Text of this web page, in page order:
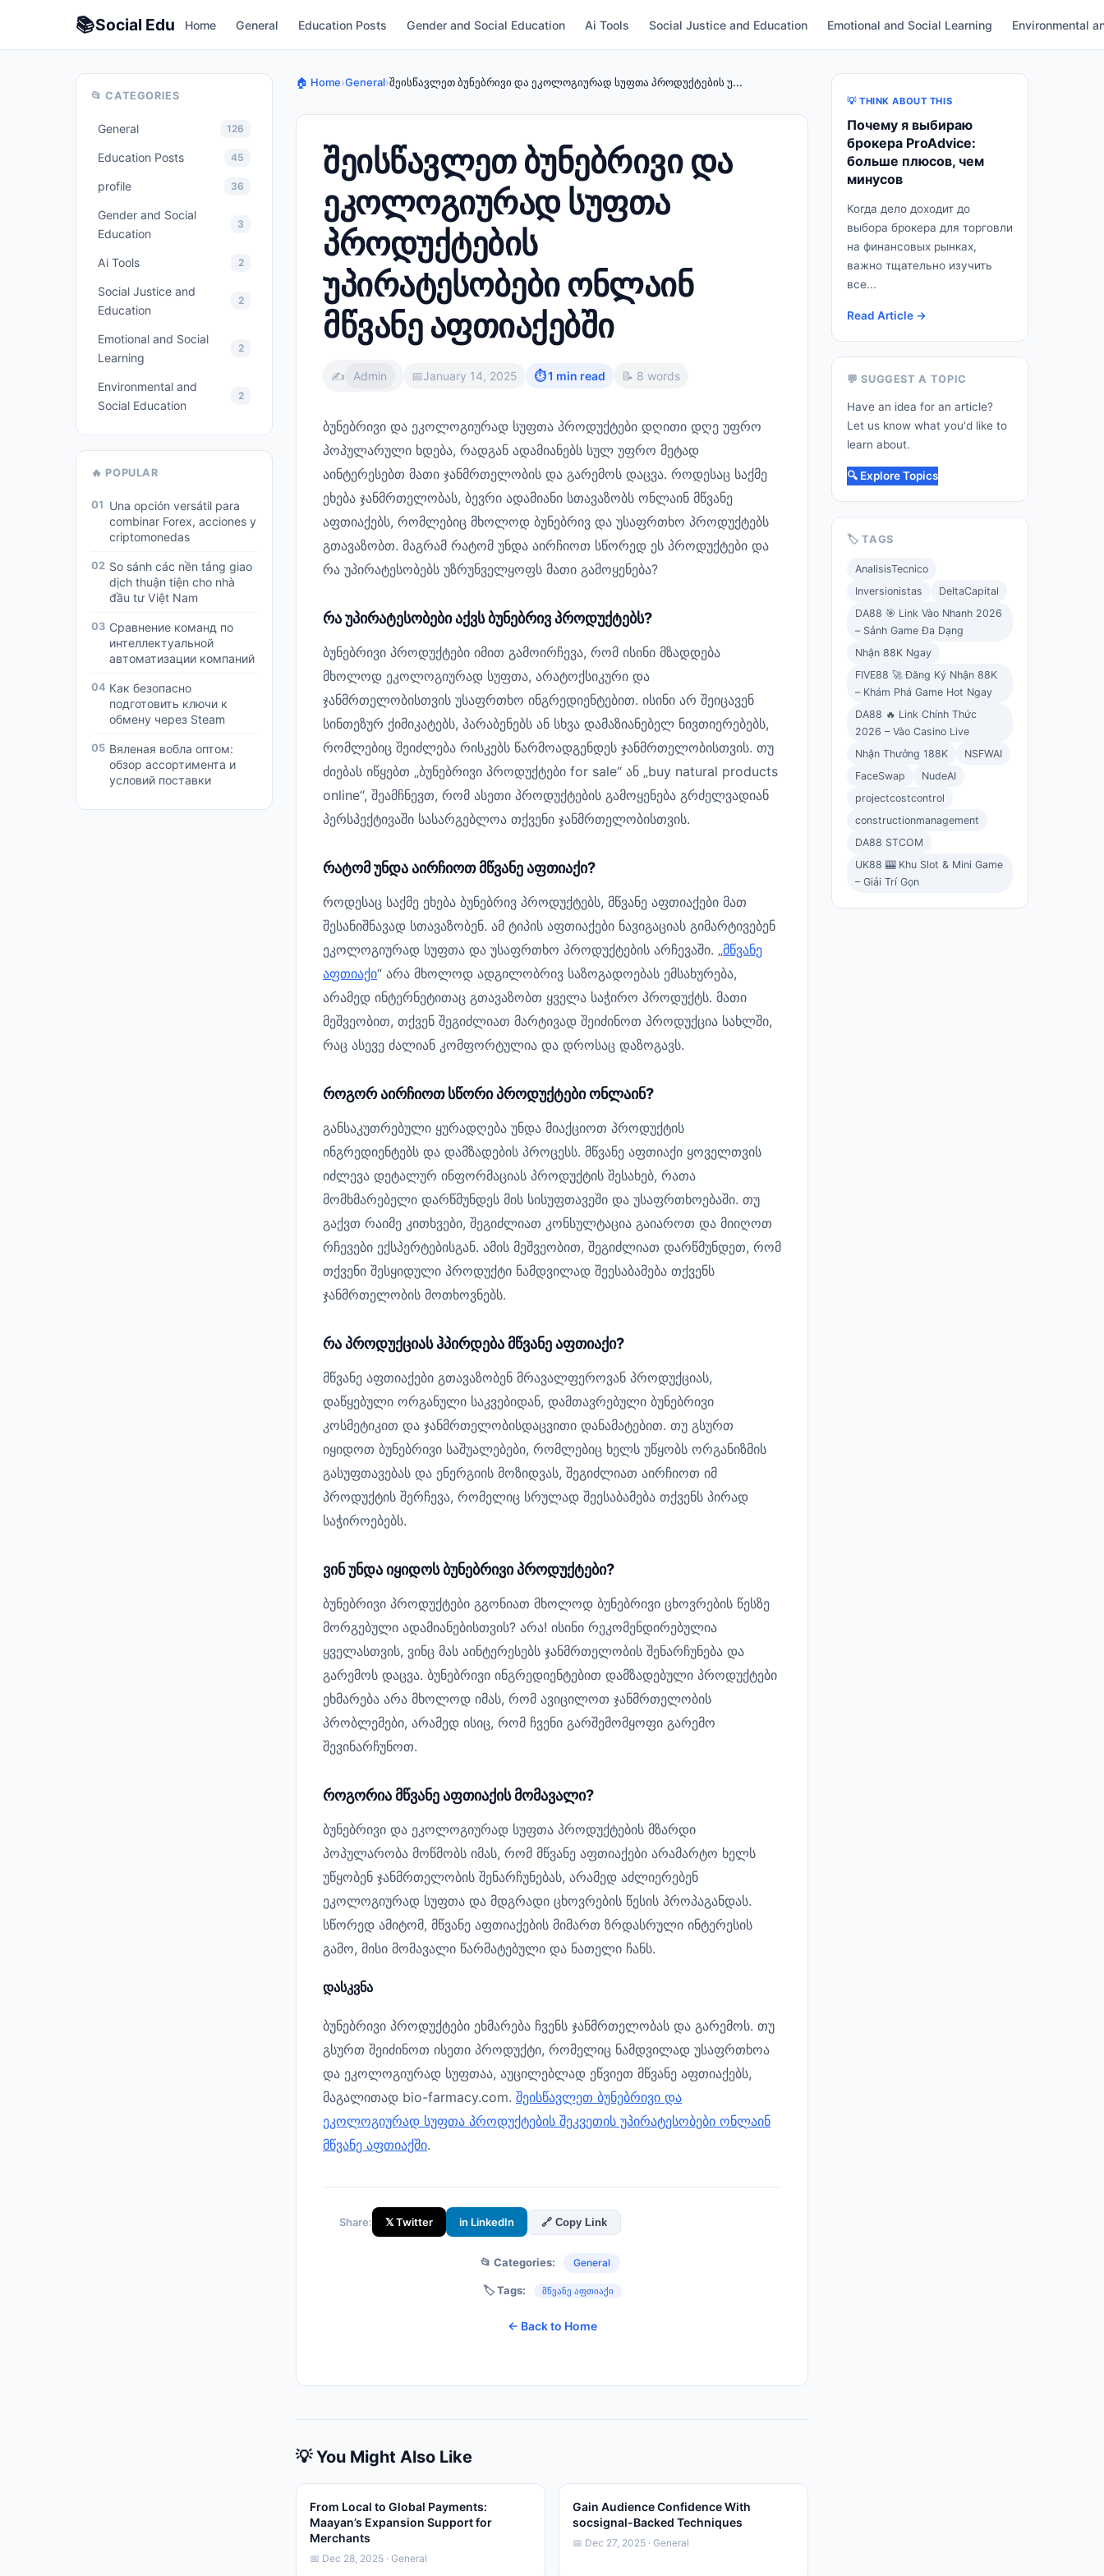
📚Social Edu Home General Education Posts Gender and Social Education Ai Tools Social Justice and Education Emotional and Social Learning Environmental
📂 CATEGORIES
General 126
Education Posts 45
profile 36
Gender and Social
Education
3
Ai Tools 2
Social Justice and
Education
2
Emotional and Social
Learning
2
Environmental and
Social Education
2
🔥 POPULAR
01 Una opción versátil para
combinar Forex, acciones y
criptomonedas
02 So sánh các nền tảng giao
dịch thuận tiện cho nhà
đầu tư Việt Nam
03 Сравнение команд по
интеллектуальной
автоматизации компаний
04 Как безопасно
подготовить ключи к
обмену через Steam
05 Вяленая вобла оптом:
обзор ассортимента и
условий поставки
🏠 Home›General›შეისწავლეთ ბუნებრივი და ეკოლოგიურად სუფთა პროდუქტების უ...
შეისწავლეთ ბუნებრივი და
ეკოლოგიურად სუფთა
პროდუქტების
უპირატესობები ონლაინ
მწვანე აფთიაქებში
✍️ Admin 📅January 14, 2025 ⏱ 1 min read 📝 8 words
ბუნებრივი და ეკოლოგიურად სუფთა პროდუქტები დღითი დღე უფრო
პოპულარული ხდება, რადგან ადამიანებს სულ უფრო მეტად
აინტერესებთ მათი ჯანმრთელობის და გარემოს დაცვა. როდესაც საქმე
ეხება ჯანმრთელობას, ბევრი ადამიანი სთავაზობს ონლაინ მწვანე
აფთიაქებს, რომლებიც მხოლოდ ბუნებრივ და უსაფრთხო პროდუქტებს
გთავაზობთ. მაგრამ რატომ უნდა აირჩიოთ სწორედ ეს პროდუქტები და
რა უპირატესობებს უზრუნველყოფს მათი გამოყენება?
რა უპირატესობები აქვს ბუნებრივ პროდუქტებს?
ბუნებრივი პროდუქტები იმით გამოირჩევა, რომ ისინი მზადდება
მხოლოდ ეკოლოგიურად სუფთა, არატოქსიკური და
ჯანმრთელობისთვის უსაფრთხო ინგრედიენტებით. ისინი არ შეიცავენ
სინთეზურ ქიმიკატებს, პარაბენებს ან სხვა დამაზიანებელ ნივთიერებებს,
რომლებიც შეიძლება რისკებს წარმოადგენდეს ჯანმრთელობისთვის. თუ
ძიებას იწყებთ „ბუნებრივი პროდუქტები for sale“ ან „buy natural products
online“, შეამჩნევთ, რომ ასეთი პროდუქტების გამოყენება გრძელვადიან
პერსპექტივაში სასარგებლოა თქვენი ჯანმრთელობისთვის.
რატომ უნდა აირჩიოთ მწვანე აფთიაქი?
როდესაც საქმე ეხება ბუნებრივ პროდუქტებს, მწვანე აფთიაქები მათ
შესანიშნავად სთავაზობენ. ამ ტიპის აფთიაქები ნავიგაციას გიმარტივებენ
ეკოლოგიურად სუფთა და უსაფრთხო პროდუქტების არჩევაში. „მწვანე
აფთიაქი“ არა მხოლოდ ადგილობრივ საზოგადოებას ემსახურება,
არამედ ინტერნეტითაც გთავაზობთ ყველა საჭირო პროდუქტს. მათი
მეშვეობით, თქვენ შეგიძლიათ მარტივად შეიძინოთ პროდუქცია სახლში,
რაც ასევე ძალიან კომფორტულია და დროსაც დაზოგავს.
როგორ აირჩიოთ სწორი პროდუქტები ონლაინ?
განსაკუთრებული ყურადღება უნდა მიაქციოთ პროდუქტის
ინგრედიენტებს და დამზადების პროცესს. მწვანე აფთიაქი ყოველთვის
იძლევა დეტალურ ინფორმაციას პროდუქტის შესახებ, რათა
მომხმარებელი დარწმუნდეს მის სისუფთავეში და უსაფრთხოებაში. თუ
გაქვთ რაიმე კითხვები, შეგიძლიათ კონსულტაცია გაიაროთ და მიიღოთ
რჩევები ექსპერტებისგან. ამის მეშვეობით, შეგიძლიათ დარწმუნდეთ, რომ
თქვენი შესყიდული პროდუქტი ნამდვილად შეესაბამება თქვენს
ჯანმრთელობის მოთხოვნებს.
რა პროდუქციას ჰპირდება მწვანე აფთიაქი?
მწვანე აფთიაქები გთავაზობენ მრავალფეროვან პროდუქციას,
დაწყებული ორგანული საკვებიდან, დამთავრებული ბუნებრივი
კოსმეტიკით და ჯანმრთელობისდაცვითი დანამატებით. თუ გსურთ
იყიდოთ ბუნებრივი საშუალებები, რომლებიც ხელს უწყობს ორგანიზმის
გასუფთავებას და ენერგიის მოზიდვას, შეგიძლიათ აირჩიოთ იმ
პროდუქტის შერჩევა, რომელიც სრულად შეესაბამება თქვენს პირად
საჭიროებებს.
ვინ უნდა იყიდოს ბუნებრივი პროდუქტები?
ბუნებრივი პროდუქტები გგონიათ მხოლოდ ბუნებრივი ცხოვრების წესზე
მორგებული ადამიანებისთვის? არა! ისინი რეკომენდირებულია
ყველასთვის, ვინც მას აინტერესებს ჯანმრთელობის შენარჩუნება და
გარემოს დაცვა. ბუნებრივი ინგრედიენტებით დამზადებული პროდუქტები
ეხმარება არა მხოლოდ იმას, რომ ავიცილოთ ჯანმრთელობის
პრობლემები, არამედ ისიც, რომ ჩვენი გარშემომყოფი გარემო
შევინარჩუნოთ.
როგორია მწვანე აფთიაქის მომავალი?
ბუნებრივი და ეკოლოგიურად სუფთა პროდუქტების მზარდი
პოპულარობა მოწმობს იმას, რომ მწვანე აფთიაქები არამარტო ხელს
უწყობენ ჯანმრთელობის შენარჩუნებას, არამედ აძლიერებენ
ეკოლოგიურად სუფთა და მდგრადი ცხოვრების წესის პროპაგანდას.
სწორედ ამიტომ, მწვანე აფთიაქების მიმართ ზრდასრული ინტერესის
გამო, მისი მომავალი წარმატებული და ნათელი ჩანს.
დასკვნა
ბუნებრივი პროდუქტები ეხმარება ჩვენს ჯანმრთელობას და გარემოს. თუ
გსურთ შეიძინოთ ისეთი პროდუქტი, რომელიც ნამდვილად უსაფრთხოა
და ეკოლოგიურად სუფთაა, აუცილებლად ეწვიეთ მწვანე აფთიაქებს,
მაგალითად bio-farmacy.com. შეისწავლეთ ბუნებრივი და
ეკოლოგიურად სუფთა პროდუქტების შეკვეთის უპირატესობები ონლაინ
მწვანე აფთიაქში.
Share: 𝕏 Twitter in LinkedIn 🔗 Copy Link
📂 Categories: General
🏷️ Tags: მწვანე აფთიაქი
← Back to Home
💡 You Might Also Like
From Local to Global Payments:
Maayan’s Expansion Support for
Merchants
📅 Dec 28, 2025 · General
Gain Audience Confidence With
socsignal-Backed Techniques
📅 Dec 27, 2025 · General
💡 THINK ABOUT THIS
Почему я выбираю
брокера ProAdvice:
больше плюсов, чем
минусов
Когда дело доходит до
выбора брокера для торговли
на финансовых рынках,
важно тщательно изучить
все...
Read Article →
💬 SUGGEST A TOPIC
Have an idea for an article?
Let us know what you'd like to
learn about.
🔍 Explore Topics
🏷️ TAGS
AnalisisTecnico
Inversionistas
DeltaCapital
DA88 🎯 Link Vào Nhanh 2026
– Sảnh Game Đa Dạng
Nhận 88K Ngay
FIVE88 🚀 Đăng Ký Nhận 88K
– Khám Phá Game Hot Ngay
DA88 🔥 Link Chính Thức
2026 – Vào Casino Live
Nhận Thưởng 188K
NSFWAI
FaceSwap
NudeAI
projectcostcontrol
constructionmanagement
DA88 STCOM
UK88 🎰 Khu Slot & Mini Game
– Giải Trí Gọn